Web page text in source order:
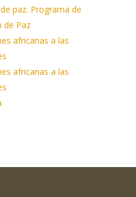
paz. Programa de
de Paz
africanas a las
africanas a las